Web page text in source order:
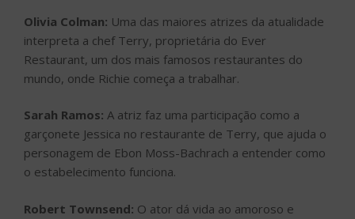
Olivia Colman: Uma das maiores atrizes da atualidade
interpreta a chef Terry, proprietária do Ever
Restaurant, um dos mais famosos restaurantes do
mundo, onde Richie começa a trabalhar.
Sarah Ramos: A atriz faz uma participação como a
garçonete Jessica no restaurante de Terry, que ajuda o
personagem de Ebon Moss-Bachrach a entender como
o estabelecimento funciona.
Robert Townsend: O ator dá vida ao amoroso e